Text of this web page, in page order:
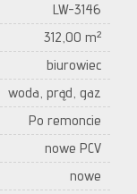
LW-3146
312,00 m²
biurowiec
woda, prąd, gaz
Po remoncie
nowe PCV
nowe